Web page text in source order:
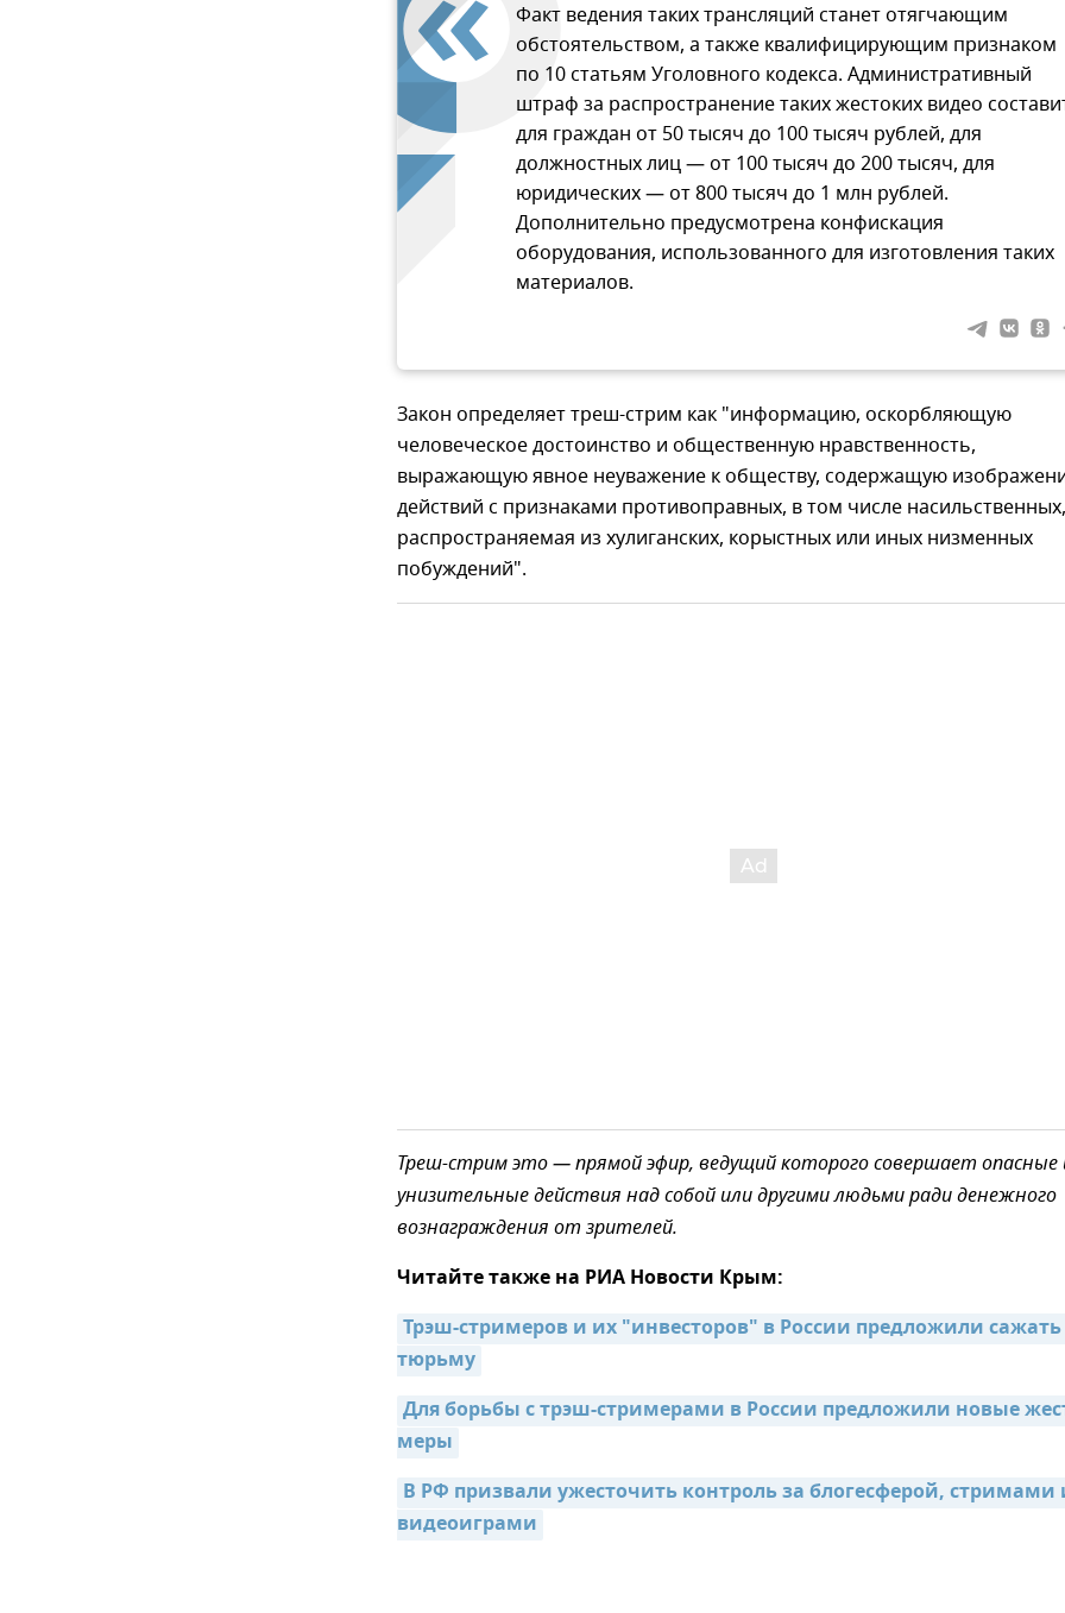
Факт ведения таких трансляций станет отягчающим
обстоятельством, а также квалифицирующим признаком
по 10 статьям Уголовного кодекса. Административный
штраф за распространение таких жестоких видео
для граждан от 50 тысяч до 100 тысяч рублей, для
должностных лиц — от 100 тысяч до 200 тысяч, для
юридических — от 800 тысяч до 1 млн рублей.
Дополнительно предусмотрена конфискация
оборудования, использованного для изготовления таких
материалов.
Закон определяет треш-стрим как "информацию, оскорбляющую
человеческое достоинство и общественную нравственность,
выражающую явное неуважение к обществу, содержащую
действий с признаками противоправных, в том числе
распространяемая из хулиганских, корыстных или иных низменных
побуждений".
Треш-стрим это — прямой эфир, ведущий которого совершает опасные
унизительные действия над собой или другими людьми ради денежного
вознаграждения от зрителей.
Читайте также на РИА Новости Крым:
Трэш-стримеров и их "инвесторов" в России предложили
тюрьму
Для борьбы с трэш-стримерами в России предложили новые
меры
В РФ призвали ужесточить контроль за блогесферой, стримами
видеоиграми